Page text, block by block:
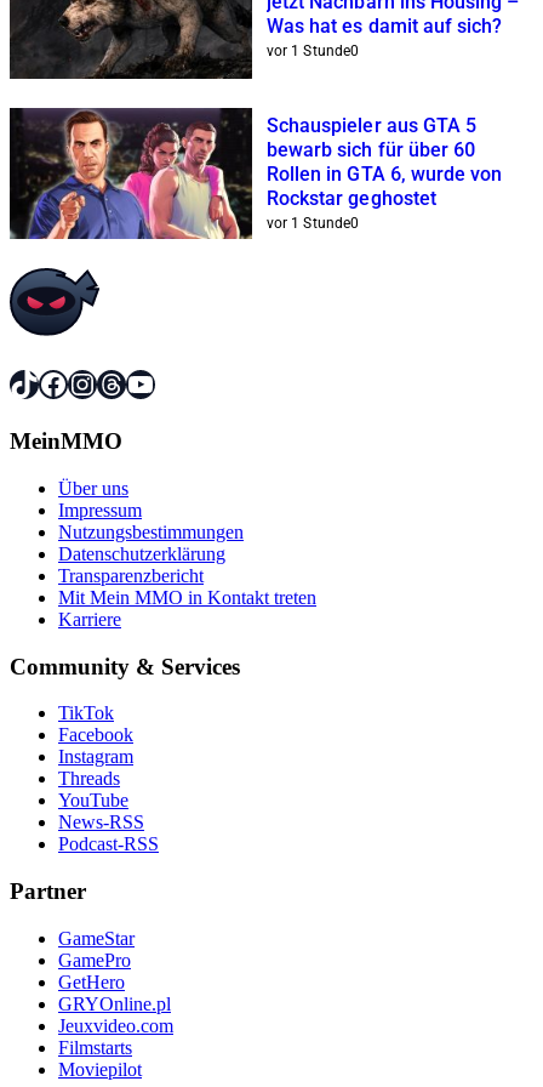
Was hat es damit auf sich?
vor 1 Stunde0
Schauspieler aus GTA 5
bewarb sich für über 60
Rollen in GTA 6, wurde von
Rockstar geghostet
vor 1 Stunde0
TikTok
Facebook
Instagram
Threads
YouTube
MeinMMO
Über uns
Impressum
Nutzungsbestimmungen
Datenschutzerklärung
Transparenzbericht
Mit Mein MMO in Kontakt treten
Karriere
Community & Services
TikTok
Facebook
Instagram
Threads
YouTube
News-RSS
Podcast-RSS
Partner
GameStar
GamePro
GetHero
GRYOnline.pl
Jeuxvideo.com
Filmstarts
Moviepilot